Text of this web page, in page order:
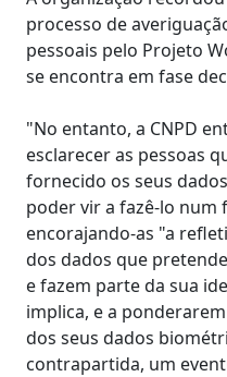
processo de
pessoais pelo Projeto
se encontra em fase
"No entanto, a CNPD
esclarecer as pessoas
fornecido os seus
poder vir a fazê-lo
encorajando-as "a
dos dados que
e fazem parte da sua
implica, e a
dos seus dados
contrapartida, um